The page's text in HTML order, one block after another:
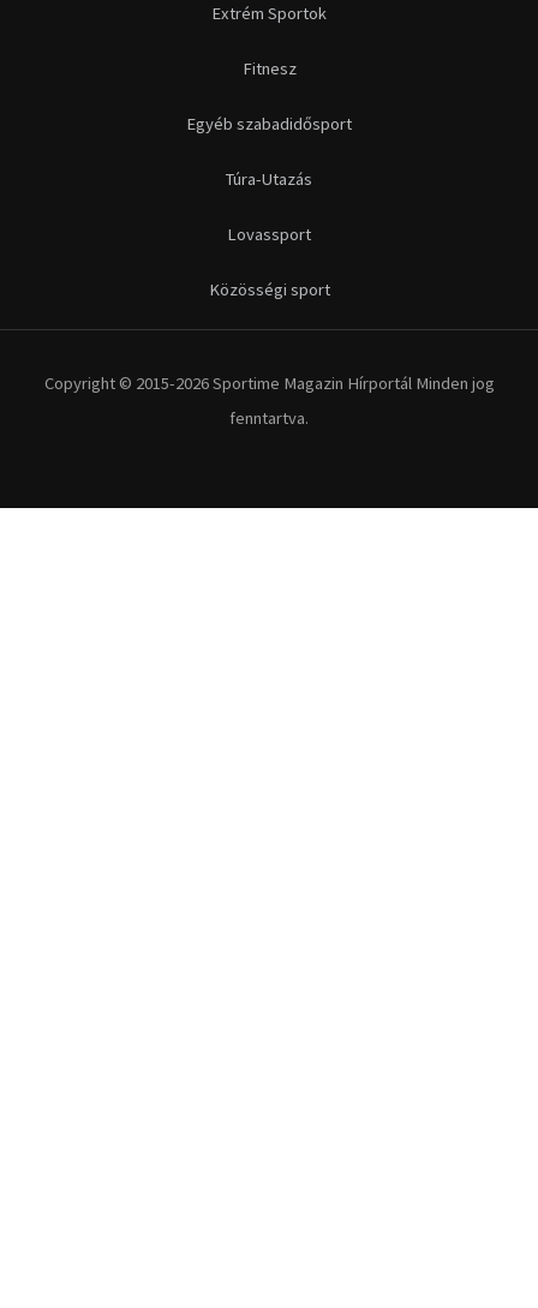
Extrém Sportok
Fitnesz
Egyéb szabadidősport
Túra-Utazás
Lovassport
Közösségi sport
Copyright © 2015-2026 Sportime Magazin Hírportál Minden jog
fenntartva.